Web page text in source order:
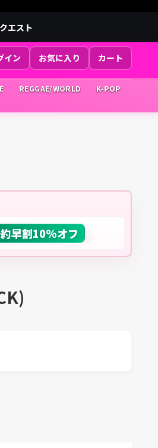
エスト
イン お気に入り カート
REGGAE/WORLD
K-POP
早割10%オフ